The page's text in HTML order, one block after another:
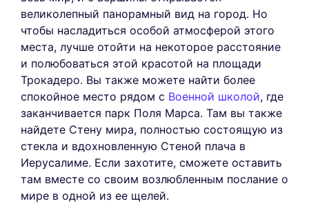
великолепный панорамный вид на город. Но
чтобы насладиться особой атмосферой этого
места, лучше отойти на некоторое расстояние
и полюбоваться этой красотой на площади
Трокадеро. Вы также можете найти более
спокойное место рядом с Военной школой, где
заканчивается парк Поля Марса. Там вы также
найдете Стену мира, полностью состоящую из
стекла и вдохновленную Стеной плача в
Иерусалиме. Если захотите, сможете оставить
там вместе со своим возлюбленным послание о
мире в одной из ее щелей.